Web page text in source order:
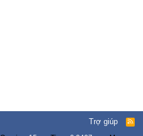
Trợ giúp
R